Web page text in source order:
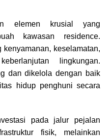
elemen krusial yang
kawasan residence.
kenyamanan, keselamatan,
lingkungan.
dan dikelola dengan baik
hidup penghuni secara
pada jalur pejalan
fisik, melainkan